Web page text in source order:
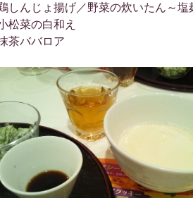
しんじょ揚げ／野菜の炊いたん～塩
松菜の白和え
茶ババロア